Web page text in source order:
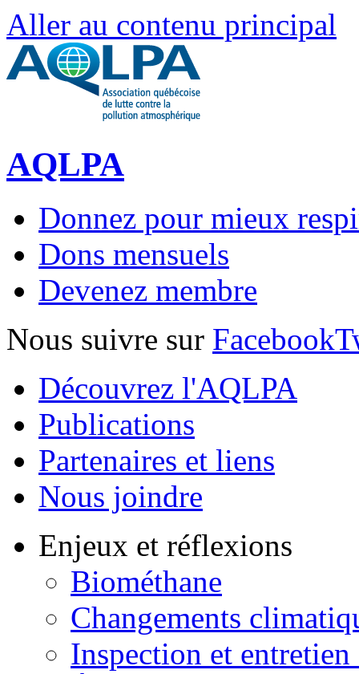
Aller au contenu principal
AQLPA
Donnez pour mieux
Dons mensuels
Devenez membre
Nous suivre sur Facebook
Découvrez l'AQLPA
Publications
Partenaires et liens
Nous joindre
Enjeux et réflexions
Biométhane
Changements
Inspection et entretien